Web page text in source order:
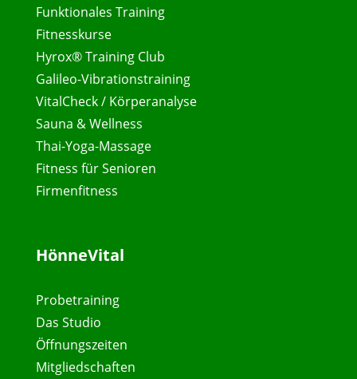
Funktionales Training
Fitnesskurse
Hyrox® Training Club
Galileo-Vibrationstraining
VitalCheck / Körperanalyse
Sauna & Wellness
Thai-Yoga-Massage
Fitness für Senioren
Firmenfitness
HönneVital
Probetraining
Das Studio
Öffnungszeiten
Mitgliedschaften